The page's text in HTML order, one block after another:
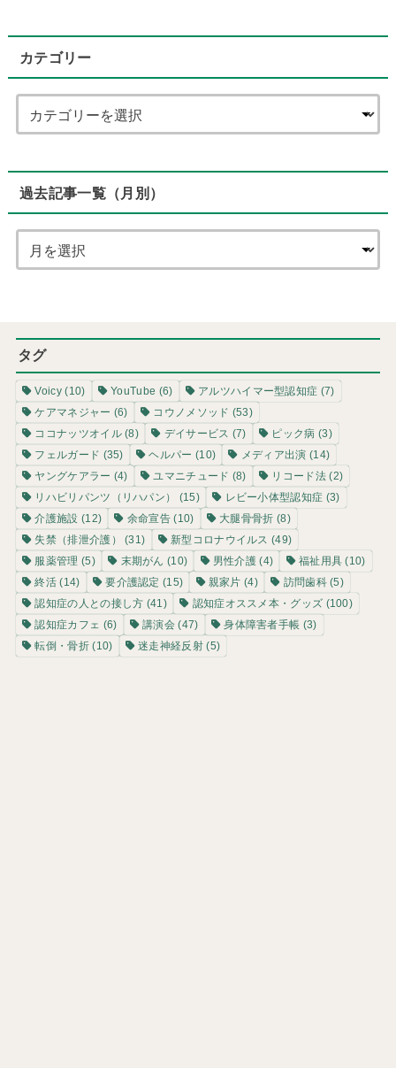
カテゴリー
過去記事一覧（月別）
タグ
Voicy(10) YouTube (6) アルツハイマー型認知症 (7)
ケアマネジャー (6) コウノメソッド (53)
ココナッツオイル(8) デイサービス (7) ピック病 (3)
フェルガード (35) ヘルパー (10) メディア出演 (14)
ヤングケアラー (4) ユマニチュード (8) リコード法(2)
リハビリパンツ（リハパン）
(15) レビー小体型認知症 (3)
介護施設 (12) 余命宣告 (10) 大腿骨骨折 (8)
失禁（排泄介護）
(31) 新型コロナウイルス (49)
服薬管理 (5) 末期がん (10) 男性介護 (4) 福祉用具 (10)
終活 (14) 要介護認定 (15) 親家片 (4) 訪問歯科(5)
認知症の人との接し方 (41) 認知症オススメ本・グッズ (100)
認知症カフェ (6) 講演会 (47) 身体障害者手帳 (3)
転倒・骨折(10) 迷走神経反射(5)